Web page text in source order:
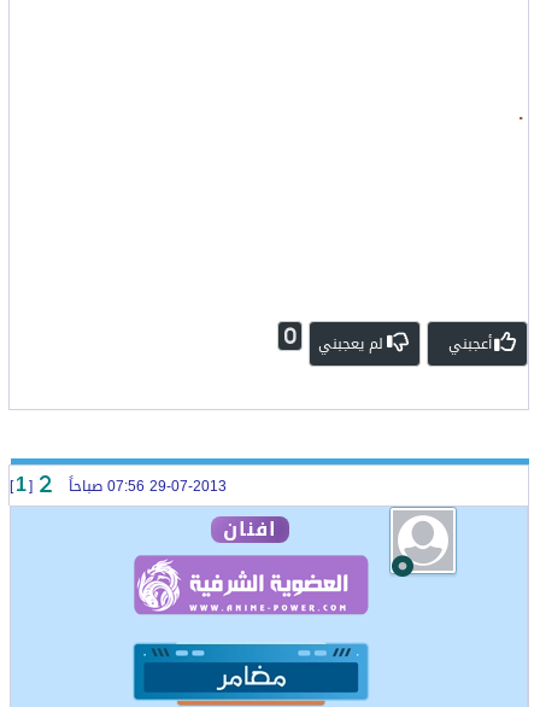
.
أعجبني لم يعجبني 0
[
1
]
افنان